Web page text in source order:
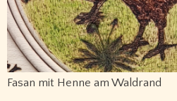
Fasan mit Henne am Waldrand